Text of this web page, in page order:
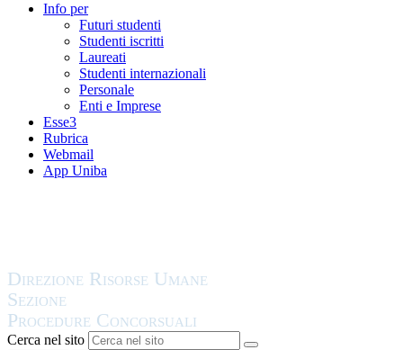
Info per
Futuri studenti
Studenti iscritti
Laureati
Studenti internazionali
Personale
Enti e Imprese
Esse3
Rubrica
Webmail
App Uniba
Cerca nel sito